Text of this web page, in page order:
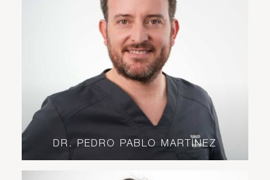
DR. PEDRO PABLO MARTÍNEZ